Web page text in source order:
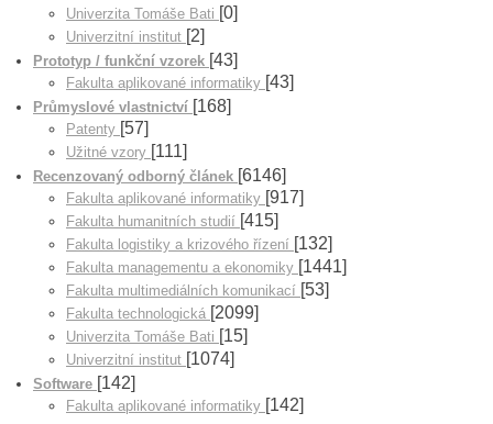
Univerzita Tomáše Bati [0]
Univerzitní institut [2]
Prototyp / funkční vzorek [43]
Fakulta aplikované informatiky [43]
Průmyslové vlastnictví [168]
Patenty [57]
Užitné vzory [111]
Recenzovaný odborný článek [6146]
Fakulta aplikované informatiky [917]
Fakulta humanitních studií [415]
Fakulta logistiky a krizového řízení [132]
Fakulta managementu a ekonomiky [1441]
Fakulta multimediálních komunikací [53]
Fakulta technologická [2099]
Univerzita Tomáše Bati [15]
Univerzitní institut [1074]
Software [142]
Fakulta aplikované informatiky [142]